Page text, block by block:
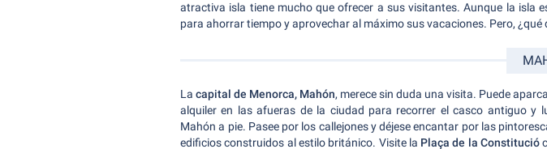
atractiva isla tiene mucho que ofrecer a sus visitantes. Aunque la isla
para ahorrar tiempo y aprovechar al máximo sus vacaciones. Pero, ¿qué
La capital de Menorca, Mahón, merece sin duda una visita. Puede
alquiler en las afueras de la ciudad para recorrer el casco antiguo y
Mahón a pie. Pasee por los callejones y déjese encantar por las
edificios construidos al estilo británico. Visite la Plaça de la Constitució